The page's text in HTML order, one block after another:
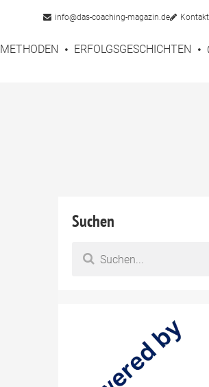
info@das-coaching-magazin.de Kontakt
METHODEN ERFOLGSGESCHICHTEN
Suchen